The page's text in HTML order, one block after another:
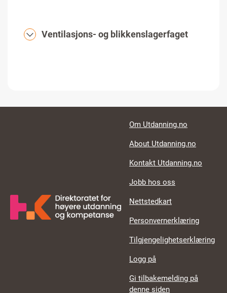
Ventilasjons- og blikkenslagerfaget
Footer links
Om Utdanning.no
About Utdanning.no
Kontakt Utdanning.no
Jobb hos oss
Nettstedkart
Personvernerklæring
Tilgjengelighetserklæring
Logg på
Gi tilbakemelding på
denne siden